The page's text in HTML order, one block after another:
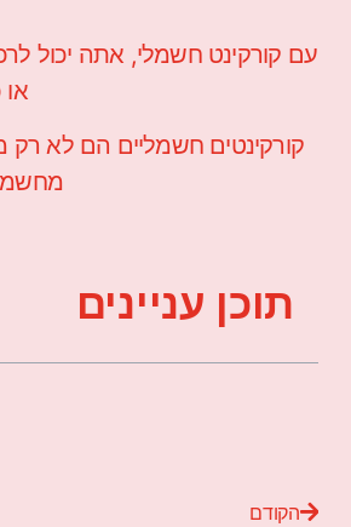
עם קורקינט חשמלי, אתה יכול
קורקינטים חשמליים הם לא רק
תוכן עניינים
הקודם